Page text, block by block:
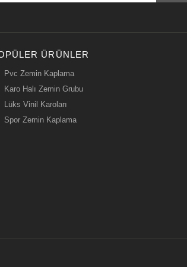
ÜRÜNLER
Pvc Zemin Kaplama
Karo Halı Zemin Grubu
Lüks Vinil Karoları
Spor Zemin Kaplama